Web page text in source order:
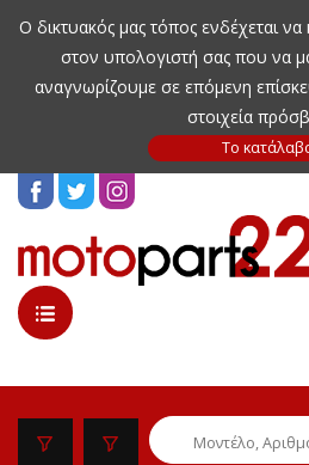
Ο δικτυακός μας τόπος ενδέχεται
στον υπολογιστή σας που να
αναγνωρίζουμε σε επόμενη
στοιχεία